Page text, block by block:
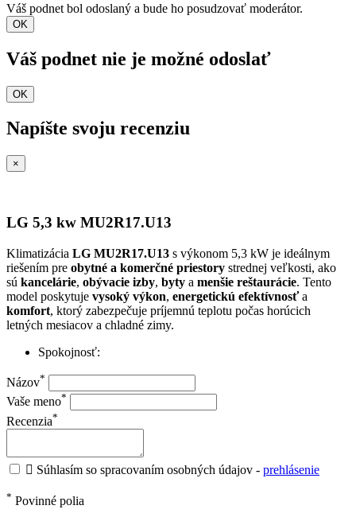
Váš podnet bol odoslaný a bude ho posudzovať moderátor.
OK
Váš podnet nie je možné odoslať
OK
Napíšte svoju recenziu
×
LG 5,3 kw MU2R17.U13
Klimatizácia LG MU2R17.U13 s výkonom 5,3 kW je ideálnym
riešením pre obytné a komerčné priestory strednej veľkosti, ako
sú kancelárie, obývacie izby, byty a menšie reštaurácie. Tento
model poskytuje vysoký výkon, energetickú efektívnosťa
komfort, ktorý zabezpečuje príjemnú teplotu počas horúcich
letných mesiacov a chladné zimy.
Spokojnosť:
Názov*
Vaše meno*
Recenzia*
 Súhlasím so spracovaním osobných údajov - prehlásenie
* Povinné polia